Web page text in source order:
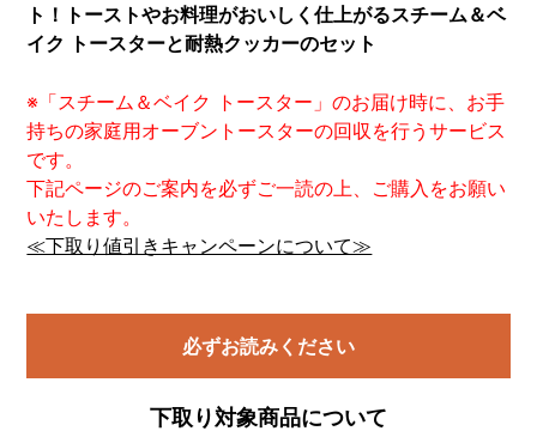
ト！トーストやお料理がおいしく仕上がるスチーム＆ベ
イク トースターと耐熱クッカーのセット
※「スチーム＆ベイク トースター」のお届け時に、お手
持ちの家庭用オーブントースターの回収を行うサービス
です。
下記ページのご案内を必ずご一読の上、ご購入をお願い
いたします。
≪下取り値引きキャンペーンについて≫
必ずお読みください
下取り対象商品について